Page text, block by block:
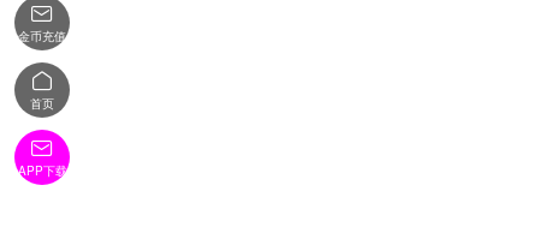

金币充值

首页

APP下载